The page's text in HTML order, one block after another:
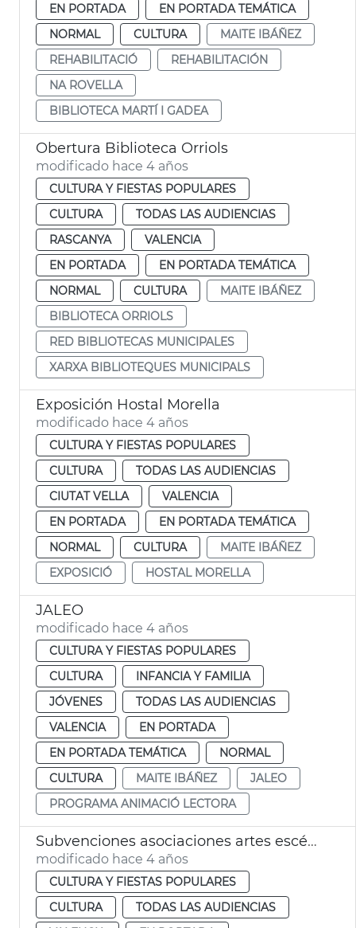
EN PORTADA
EN PORTADA TEMÁTICA
NORMAL
CULTURA
MAITE IBÁÑEZ
REHABILITACIÓ
REHABILITACIÓN
NA ROVELLA
BIBLIOTECA MARTÍ I GADEA
Obertura Biblioteca Orriols
modificado hace 4 años
CULTURA Y FIESTAS POPULARES
CULTURA
TODAS LAS AUDIENCIAS
RASCANYA
VALENCIA
EN PORTADA
EN PORTADA TEMÁTICA
NORMAL
CULTURA
MAITE IBÁÑEZ
BIBLIOTECA ORRIOLS
RED BIBLIOTECAS MUNICIPALES
XARXA BIBLIOTEQUES MUNICIPALS
Exposición Hostal Morella
modificado hace 4 años
CULTURA Y FIESTAS POPULARES
CULTURA
TODAS LAS AUDIENCIAS
CIUTAT VELLA
VALENCIA
EN PORTADA
EN PORTADA TEMÁTICA
NORMAL
CULTURA
MAITE IBÁÑEZ
EXPOSICIÓ
HOSTAL MORELLA
JALEO
modificado hace 4 años
CULTURA Y FIESTAS POPULARES
CULTURA
INFANCIA Y FAMILIA
JÓVENES
TODAS LAS AUDIENCIAS
VALENCIA
EN PORTADA
EN PORTADA TEMÁTICA
NORMAL
CULTURA
MAITE IBÁÑEZ
JALEO
PROGRAMA ANIMACIÓ LECTORA
Subvenciones asociaciones artes escénicas y residencias artísticas
modificado hace 4 años
CULTURA Y FIESTAS POPULARES
CULTURA
TODAS LAS AUDIENCIAS